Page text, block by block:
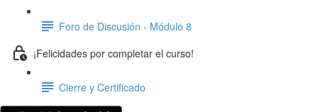
Foro de Discusión - Módulo 8
¡Felicidades por completar el curso!
Cierre y Certificado